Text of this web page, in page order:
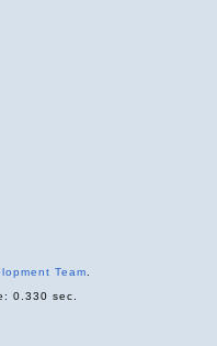
Team
0.330 sec.